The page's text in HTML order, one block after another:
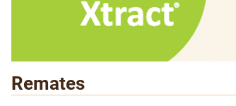
Remates